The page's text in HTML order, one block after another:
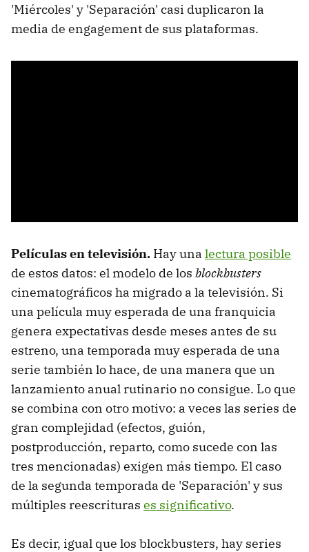
'Miércoles' y 'Separación' casi duplicaron la
media de engagement de sus plataformas.
Películas en televisión. Hay una lectura posible
de estos datos: el modelo de los blockbusters
cinematográficos ha migrado a la televisión. Si
una película muy esperada de una franquicia
genera expectativas desde meses antes de su
estreno, una temporada muy esperada de una
serie también lo hace, de una manera que un
lanzamiento anual rutinario no consigue. Lo que
se combina con otro motivo: a veces las series de
gran complejidad (efectos, guión,
postproducción, reparto, como sucede con las
tres mencionadas) exigen más tiempo. El caso
de la segunda temporada de 'Separación' y sus
múltiples reescrituras es significativo.
Es decir, igual que los blockbusters, hay series